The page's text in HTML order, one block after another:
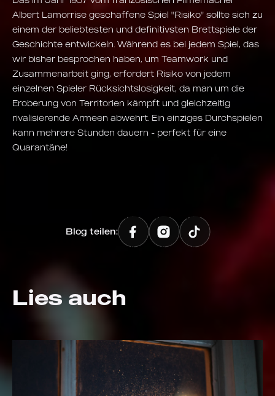
Albert Lamorrise geschaffene Spiel "Risiko" sollte sich zu
einem der beliebtesten und definitivsten Brettspiele der
Geschichte entwickeln. Während es bei jedem Spiel, das
wir bisher besprochen haben, um Teamwork und
Zusammenarbeit ging, erfordert Risiko von jedem
einzelnen Spieler Rücksichtslosigkeit, da man um die
Eroberung von Territorien kämpft und gleichzeitig
rivalisierende Armeen abwehrt. Ein einziges Durchspielen
kann mehrere Stunden dauern - perfekt für eine
Quarantäne!
Blog teilen:
Lies auch